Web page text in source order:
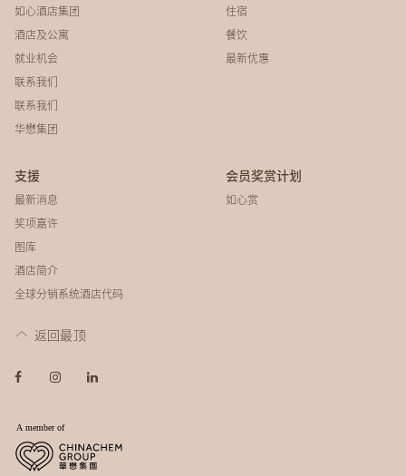
如心酒店集团
酒店及公寓
就业机会
联系我们
联系我们
华懋集团
住宿
餐饮
最新优惠
支援
最新消息
奖项嘉许
图库
酒店简介
全球分销系统酒店代码
会员奖赏计划
如心赏
返回最顶